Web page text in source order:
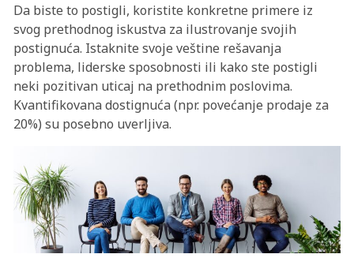
Da biste to postigli, koristite konkretne primere iz
svog prethodnog iskustva za ilustrovanje svojih
postignuća. Istaknite svoje veštine rešavanja
problema, liderske sposobnosti ili kako ste postigli
neki pozitivan uticaj na prethodnim poslovima.
Kvantifikovana dostignuća (npr. povećanje prodaje za
20%) su posebno uverljiva.